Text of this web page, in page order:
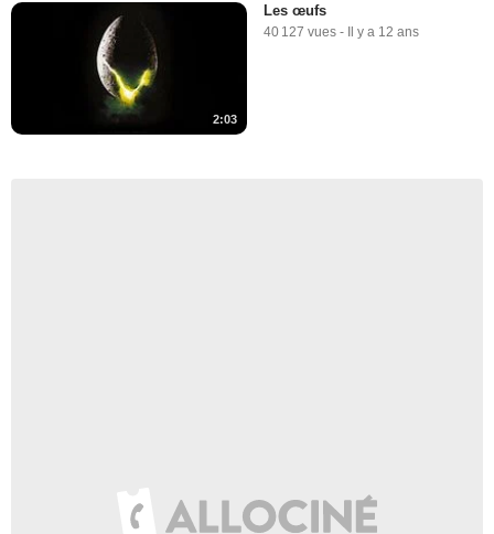
2:03
Les œufs
40 127 vues - Il y a 12 ans